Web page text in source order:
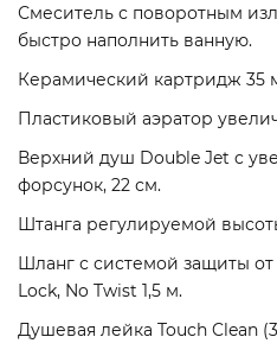
Смеситель с поворотным
быстро наполнить ванную.
Керамический картридж 35
Пластиковый аэратор
Верхний душ Double Jet c
форсунок, 22 см.
Штанга регулируемой
Шланг с системой защиты
Lock, No Twist 1,5 м.
Душевая лейка Touch Clean